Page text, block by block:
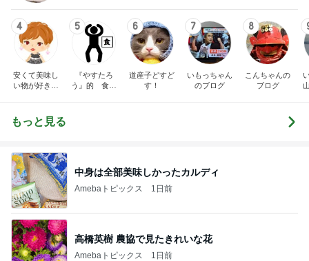
4
安くて美味し
い物が好き☆
5
『やすたろ
う』的 食の
6
道産子どすど
す！
7
いもっちゃん
のブログ
8
こんちゃんの
ブログ
もっと見る
中身は全部美味しかったカルディ
Amebaトピックス 1日前
高橋英樹 農協で見たきれいな花
Amebaトピックス 1日前